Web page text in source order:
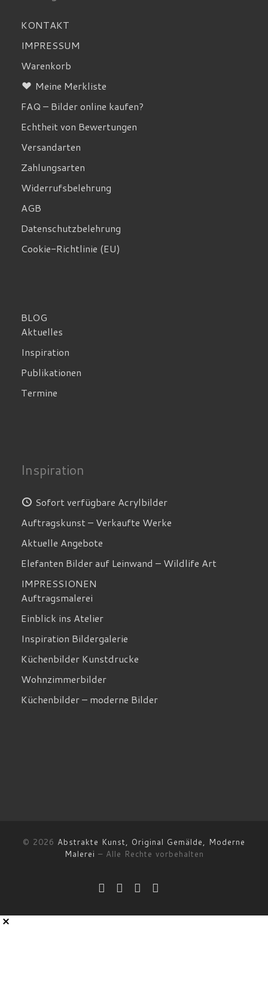
KONTAKT
IMPRESSUM
Warenkorb
Meine Merkliste
FAQ – Bilder online kaufen?
Echtheit von Bewertungen
Versandarten
Zahlungsarten
Widerrufsbelehrung
AGB
Datenschutzbelehrung
Cookie-Richtlinie (EU)
BLOG
Aktuelles
Inspiration
Publikationen
Termine
Inspiration
Sofort verfügbare Acrylbilder
Auftragskunst – Verkaufte Werke
Aktuelle Angebote
Elefanten Bilder auf Leinwand – Wildlife Art
IMPRESSIONEN
Auftragsmalerei
Einblick ins Atelier
Inspiration Bildergalerie
Küchenbilder Kunstdrucke
Wohnzimmerbilder
Küchenbilder – moderne Bilder
© 2026 Abstrakte Kunst, Original Gemälde, Moderne
Malerei – Alle Rechte vorbehalten